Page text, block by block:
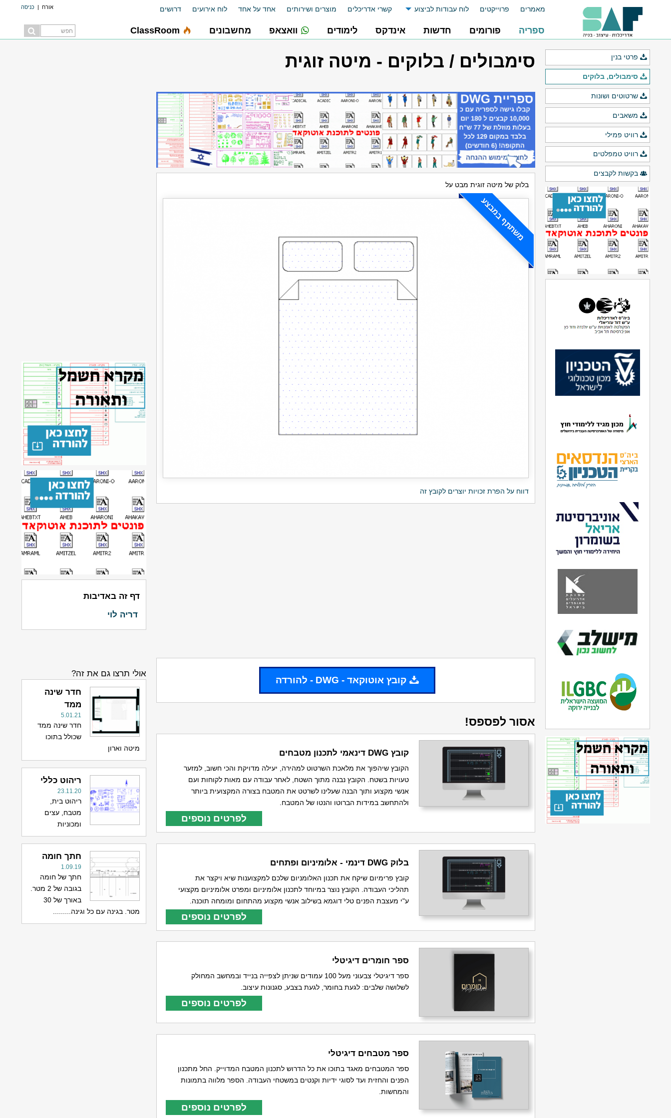
אורח | כניסה מאמרים פרוייקטים לוח עבודות לביצוע קשרי אדריכלים מוצרים ושירותים אחד על אחד לוח אירועים דרושים
ספריה פורומים חדשות אינדקס לימודים וואצאפ מחשבונים ClassRoom
סימבולים / בלוקים - מיטה זוגית
בלוק של מיטה זוגית מבט על
משתתף במבצע
דווח על הפרת זכויות יוצרים לקובץ זה
קובץ אוטוקאד - DWG - להורדה
אסור לפספס!
קובץ DWG דינאמי לתכנון מטבחים
הקובץ שיהפוך את מלאכת השרטוט למהירה, יעילה מדויקת והכי חשוב, למזער
טעויות בשטח. הקובץ נבנה מתוך השטח, לאחר עבודה עם מאות לקוחות ועם
אנשי מקצוע ותוך הבנה שעלינו לשרטט את המטבח בצורה המקצועית ביותר
ולהתחשב במידות הברוטו והנטו של המטבח.
לפרטים נוספים
בלוק DWG דינמי - אלומיניום ופתחים
קובץ פרימיום שיקח את תכנון האלומניום שלכם למקצוענות שיא ויקצר את
תהליכי העבודה. הקובץ נוצר במיוחד לתכנון אלומיניום ומפרט אלומיניום מקצועי
ע"י מעצבת הפנים טלי דוגמא בשילוב אנשי מקצוע מהתחום ומומחה תוכנה.
לפרטים נוספים
ספר חומרים דיגיטלי
ספר דיגיטלי צבעוני מעל 100 עמודים שניתן לצפייה בנייד ובמחשב המחולק
לשלושה שלבים: לגעת בחומר, לגעת בצבע, סגנונות עיצוב.
לפרטים נוספים
ספר מטבחים דיגיטלי
ספר המטבחים מאגד בתוכו את כל הדרוש לתכנון המטבח המדוייק. החל מתכנון
הפנים והחזית ועד לסוגי ידיות וקנטים במשטחי העבודה. הספר מלווה בתמונות
והמחשות.
לפרטים נוספים
דף זה באדיבות
דריה לוי
אולי תרצו גם את זה?
חדר שינה
ממד
5.01.21
חדר שינה ממד
שכולל בתוכו
מיטה וארון
ריהוט כללי
23.11.20
ריהוט בית,
מטבח, עצים
ומכוניות
חתך חומה
1.09.19
חתך של חומה
בגובה של 2 מטר.
באורך של 30
מטר. בגינה עם כל וגינה.........
פרטי בנין
סימבולים, בלוקים
שרטוטים ושונות
משאבים
רוויט פמילי
רוויט טמפלטים
בקשות לקבצים